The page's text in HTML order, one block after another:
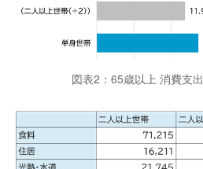
図表2：65歳以上 消費支